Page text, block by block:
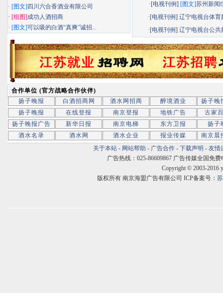
·[电视刊例] [图文]苏州新闻
·[电视刊例]辽宁电视台体育
·[电视刊例]辽宁电视台公共
· [图文] 四川六合香酒业有限公司
· [组图]成功人酒招商
· [图文]可以吸的白酒“真爽”诚招...
合作单位 (官方战略合作伙伴)
扬子晚报
白酒招商网 酒水网招商 醉境酒业
扬子晚
扬子晚报
在线登报 南京登报 地铁广告
古家
扬子晚报广告
新华日报 南京电梯 东方卫报
扬子
酒水名录
酒水网 酒水企业 报业传媒
南京晨
关于本站 - 网站帮助 - 广告合作 - 下载声明 - 友情
广告热线：025-86609867 广告传媒全国免费
Copyright © 2003-2016
版权所有 南京海盟广告有限公司 ICP备案号：